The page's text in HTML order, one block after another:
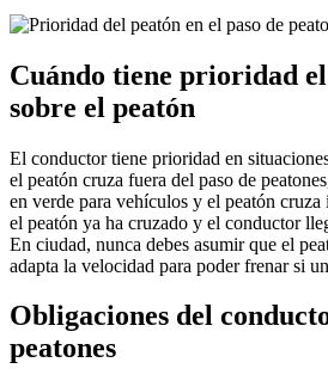
Cuándo tiene prioridad
sobre el peatón
El conductor tiene prioridad en
el peatón cruza fuera del paso de
en verde para vehículos y el peatón
el peatón ya ha cruzado y el conductor
En ciudad, nunca debes asumir que el
adapta la velocidad para poder frenar si
Obligaciones del
peatones